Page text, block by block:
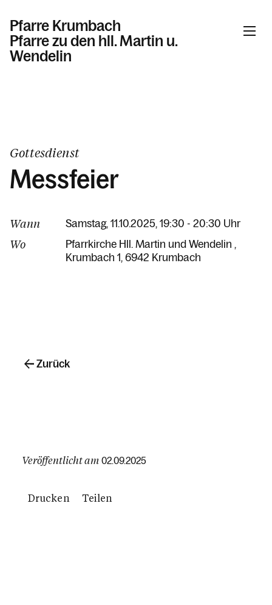
Pfarre Krumbach
Pfarre zu den hll. Martin u.
Wendelin
Kalender
Kontakt
Gottesdienst
Messfeier
Wann Samstag, 11.10.2025, 19:30 - 20:30 Uhr
Wo
Pfarrkirche Hll. Martin und Wendelin
Krumbach 1 6942 Krumbach
Veröffentlicht am 02.09.2025
Drucken Teilen
Zurück